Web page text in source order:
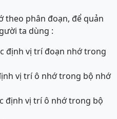
theo phân đoạn, để quản
ta dùng :
định vị trí đoạn nhớ trong
vị trí ô nhớ trong bộ nhớ
định vị trí ô nhớ trong bộ